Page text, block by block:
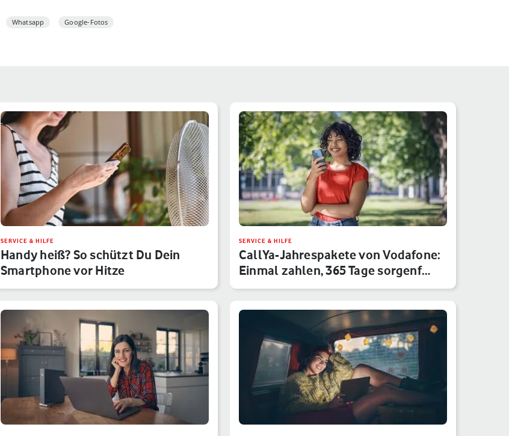
Whatsapp Google-Fotos
SERVICE & HILFE
Handy heiß? So schützt Du Dein
Smartphone vor Hitze
SERVICE & HILFE
CallYa-Jahrespakete von Vodafone:
Einmal zahlen, 365 Tage sorgenf…